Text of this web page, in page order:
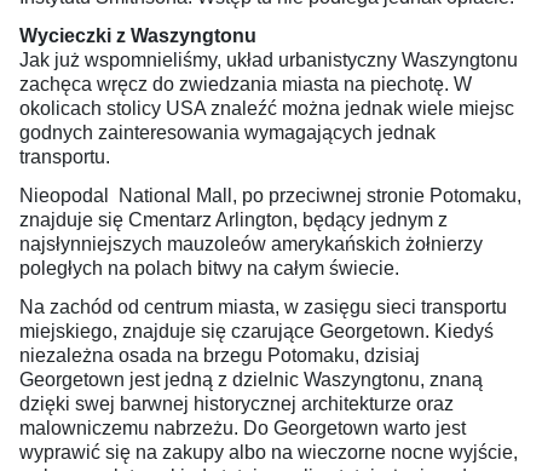
Wycieczki z Waszyngtonu
Jak już wspomnieliśmy, układ urbanistyczny Waszyngtonu
zachęca wręcz do zwiedzania miasta na piechotę. W
okolicach stolicy USA znaleźć można jednak wiele miejsc
godnych zainteresowania wymagających jednak
transportu.
Nieopodal National Mall, po przeciwnej stronie Potomaku,
znajduje się Cmentarz Arlington, będący jednym z
najsłynniejszych mauzoleów amerykańskich żołnierzy
poległych na polach bitwy na całym świecie.
Na zachód od centrum miasta, w zasięgu sieci transportu
miejskiego, znajduje się czarujące Georgetown. Kiedyś
niezależna osada na brzegu Potomaku, dzisiaj
Georgetown jest jedną z dzielnic Waszyngtonu, znaną
dzięki swej barwnej historycznej architekturze oraz
malowniczemu nabrzeżu. Do Georgetown warto jest
wyprawić się na zakupy albo na wieczorne nocne wyjście,